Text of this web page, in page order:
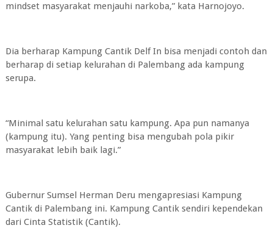
mindset masyarakat menjauhi narkoba,” kata Harnojoyo.
Dia berharap Kampung Cantik Delf In bisa menjadi contoh dan
berharap di setiap kelurahan di Palembang ada kampung
serupa.
“Minimal satu kelurahan satu kampung. Apa pun namanya
(kampung itu). Yang penting bisa mengubah pola pikir
masyarakat lebih baik lagi.”
Gubernur Sumsel Herman Deru mengapresiasi Kampung
Cantik di Palembang ini. Kampung Cantik sendiri kependekan
dari Cinta Statistik (Cantik).